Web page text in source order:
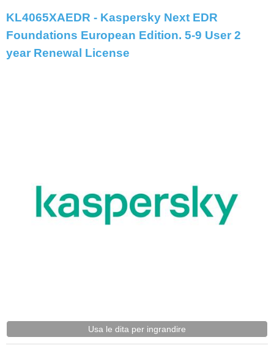
Corsi
ASSISTENZA
KL4065XAEDR - Kaspersky Next EDR
Foundations European Edition. 5-9 User 2
year Renewal License
Usa le dita per ingrandire